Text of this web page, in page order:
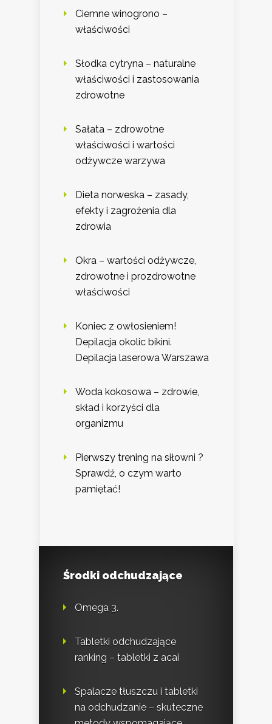
Ciemne winogrono –
właściwości
Słodka cytryna – naturalne
właściwości i zastosowania
zdrowotne
Sałata – zdrowotne
właściwości i wartości
odżywcze warzywa
Dieta norweska – zasady,
efekty i zagrożenia dla
zdrowia
Okra – wartości odżywcze,
zdrowotne i prozdrowotne
właściwości
Koniec z owłosieniem!
Depilacja okolic bikini.
Depilacja laserowa Warszawa
Woda kokosowa – zdrowie,
skład i korzyści dla
organizmu
Pierwszy trening na siłowni ?
Sprawdź, o czym warto
pamiętać!
Środki odchudzające
Omega 3.
Tabletki odchudzające
ranking – tabletki z acai
Spalacze tłuszczu i tabletki
na odchudzanie – skuteczne